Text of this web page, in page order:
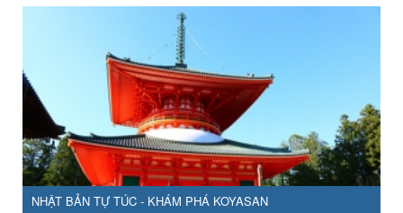
NHẬT BẢN TỰ TÚC - KHÁM PHÁ KOYASAN